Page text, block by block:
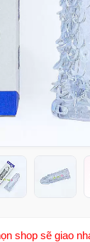
shop sẽ giao